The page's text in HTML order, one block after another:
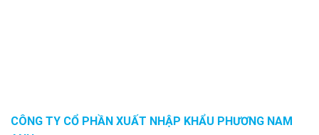
CÔNG TY CỔ PHẦN XUẤT NHẬP KHẨU PHƯƠNG NAM